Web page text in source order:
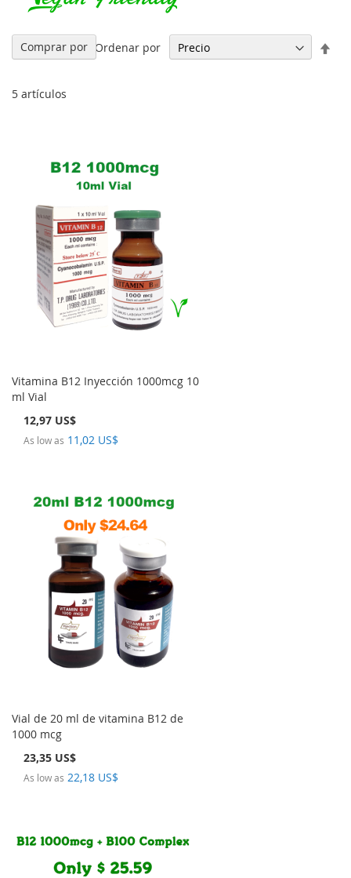
5 artículos
Ordenar por
Vitamina B12 Inyección 1000mcg 10
ml Vial
12,97 US$
As low as 11,02 US$
Vial de 20 ml de vitamina B12 de
1000 mcg
23,35 US$
As low as 22,18 US$
Comprar por